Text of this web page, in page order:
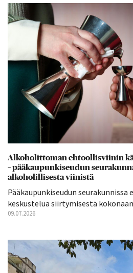
Alkoholittoman ehtoollisviinin
– pääkaupunkiseudun
alkoholillisesta viinistä
Pääkaupunkiseudun seurakunnissa
keskustelua siirtymisestä
09.07.2026